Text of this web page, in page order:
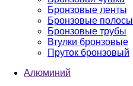
Бронзовые ленты
Бронзовые полосы
Бронзовые трубы
Втулки бронзовые
Пруток бронзовый
Алюминий